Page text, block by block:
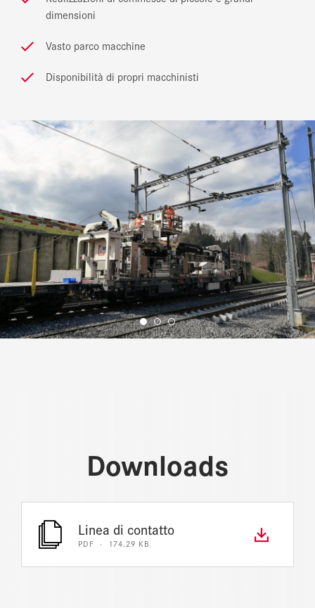
dimensioni
Vasto parco macchine
Disponibilità di propri macchinisti
Downloads
Linea di contatto
PDF · 174.29 KB